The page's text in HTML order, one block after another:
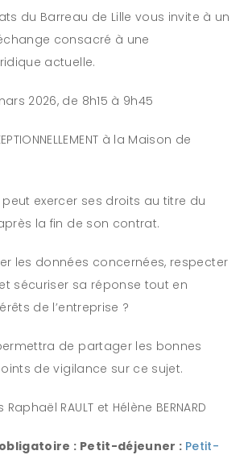
du Barreau de Lille vous invite à un
consacré à une
actuelle.
2026, de 8h15 à 9h45
à la Maison de
exercer ses droits au titre du
la fin de son contrat.
les données concernées, respecter
sécuriser sa réponse tout en
de l’entreprise ?
de partager les bonnes
de vigilance sur ce sujet.
RAULT et Hélène BERNARD
: Petit-déjeuner : Petit-